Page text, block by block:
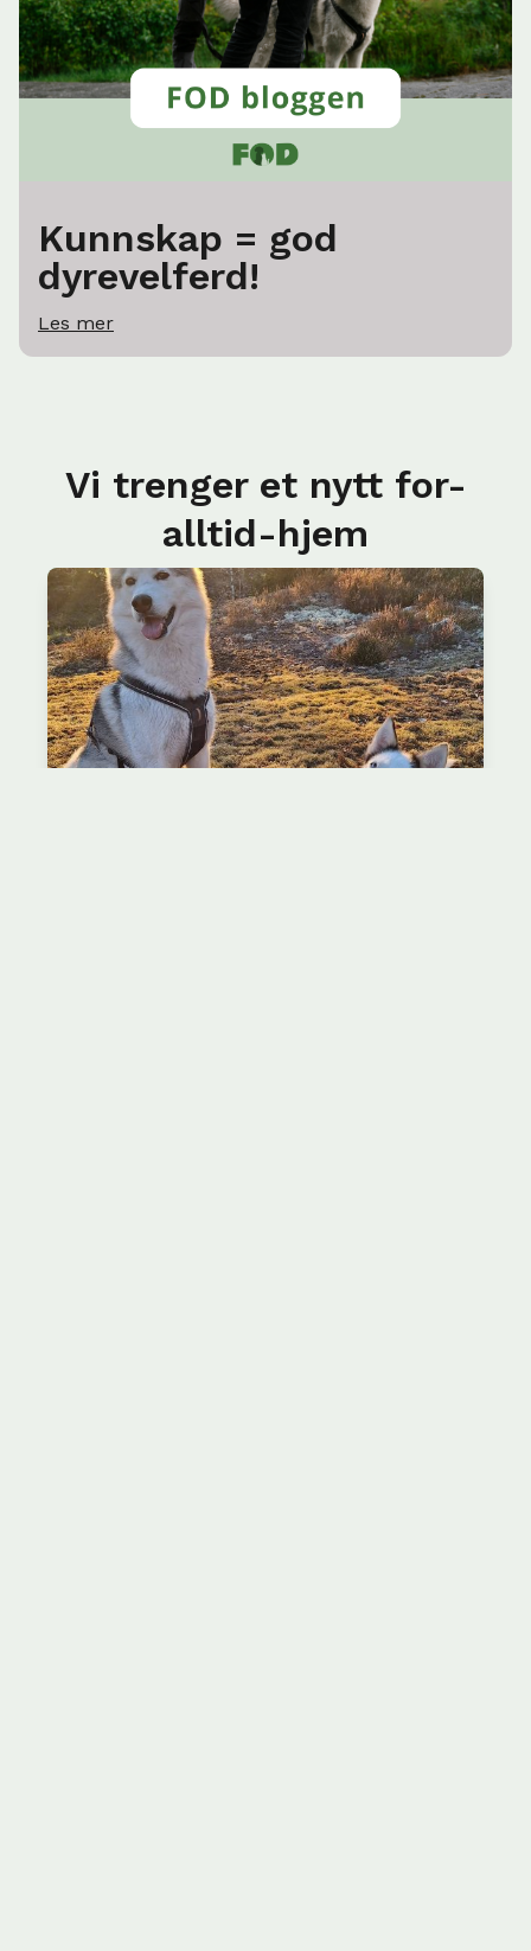
Kunnskap = god
dyrevelferd!
Les mer
Vi trenger et nytt for-
alltid-hjem